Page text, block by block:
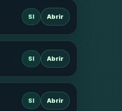
SI Abrir
SI Abrir
SI Abrir